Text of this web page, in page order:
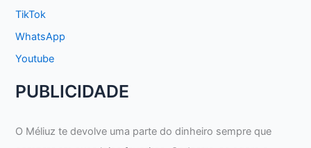
TikTok
WhatsApp
Youtube
PUBLICIDADE
O Méliuz te devolve uma parte do dinheiro sempre que